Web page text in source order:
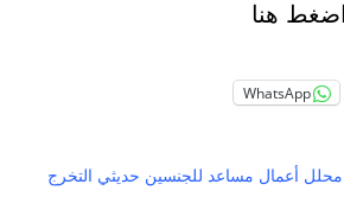
هنا
WhatsApp
أعمال مساعد للجنسين حديثي التخرج